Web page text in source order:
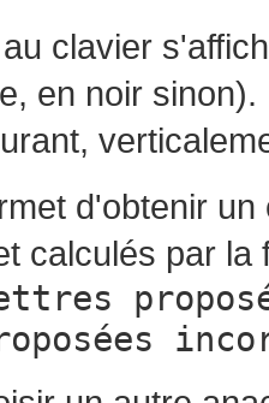
clavier
en noir
d'obtenir
calculés par la